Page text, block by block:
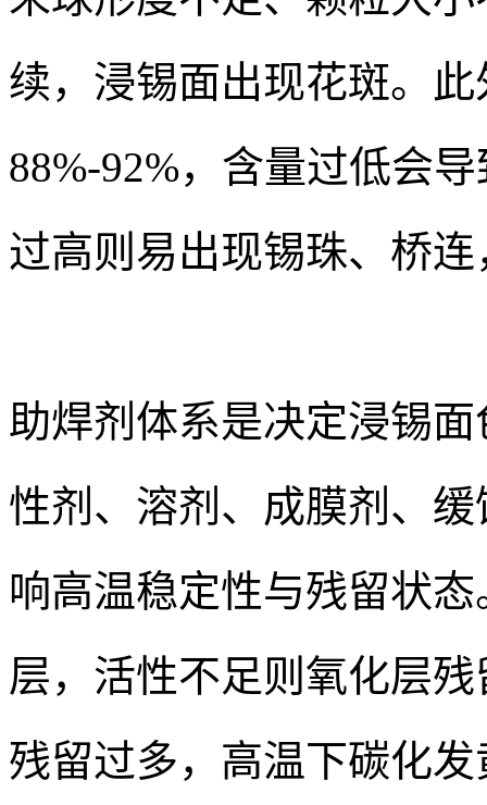
续，浸锡面出现花斑。
88%-92%，含量过低会
过高则易出现锡珠、桥
助焊剂体系是决定浸锡
性剂、溶剂、成膜剂、
响高温稳定性与残留状
层，活性不足则氧化层
残留过多，高温下碳化